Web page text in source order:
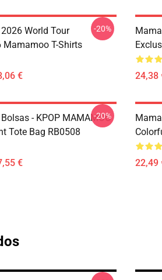
World Tour
Mamamoo T-Shirts
€
-20%
24,38
- KPOP MAMAMOO
Tote Bag RB0508
€
-20%
22,49